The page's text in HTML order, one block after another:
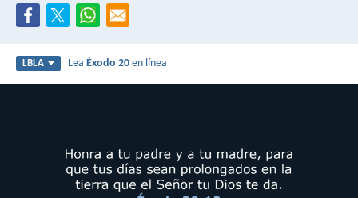
LBLA LeaÉxodo 20 en línea